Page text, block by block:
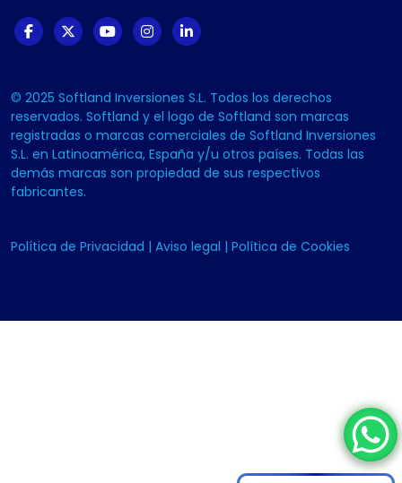
© 2025 Softland Inversiones S.L. Todos los derechos
reservados. Softland y el logo de Softland son marcas
registradas o marcas comerciales de Softland Inversiones
S.L. en Latinoamérica, España y/u otros países. Todas las
demás marcas son propiedad de sus respectivos
fabricantes.
Política de Privacidad | Aviso legal | Política de Cookies